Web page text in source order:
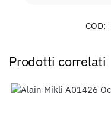
COD:
Prodotti correlati